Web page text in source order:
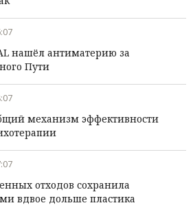
нашёл антиматерию за
Пути
механизм эффективности
отходов сохранила
вдвое дольше пластика